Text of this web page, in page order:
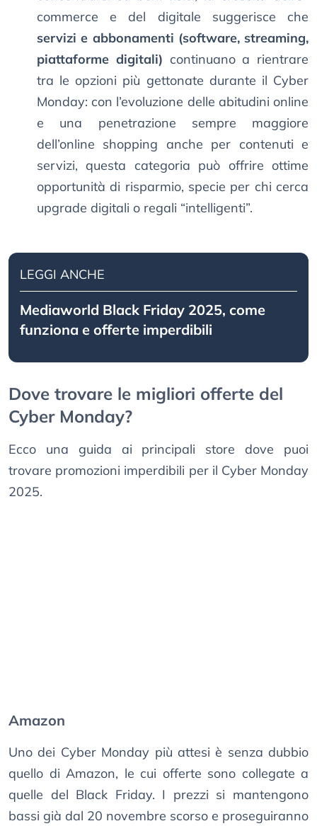
commerce e del digitale suggerisce che
servizi e abbonamenti (software, streaming,
piattaforme digitali) continuano a rientrare
tra le opzioni più gettonate durante il Cyber
Monday: con l’evoluzione delle abitudini online
e una penetrazione sempre maggiore
dell’online shopping anche per contenuti e
servizi, questa categoria può offrire ottime
opportunità di risparmio, specie per chi cerca
upgrade digitali o regali “intelligenti”.
LEGGI ANCHE
Mediaworld Black Friday 2025, come
funziona e offerte imperdibili
Dove trovare le migliori offerte del
Cyber Monday?
Ecco una guida ai principali store dove puoi
trovare promozioni imperdibili per il Cyber Monday
2025.
Amazon
Uno dei Cyber Monday più attesi è senza dubbio
quello di Amazon, le cui offerte sono collegate a
quelle del Black Friday. I prezzi si mantengono
bassi già dal 20 novembre scorso e proseguiranno